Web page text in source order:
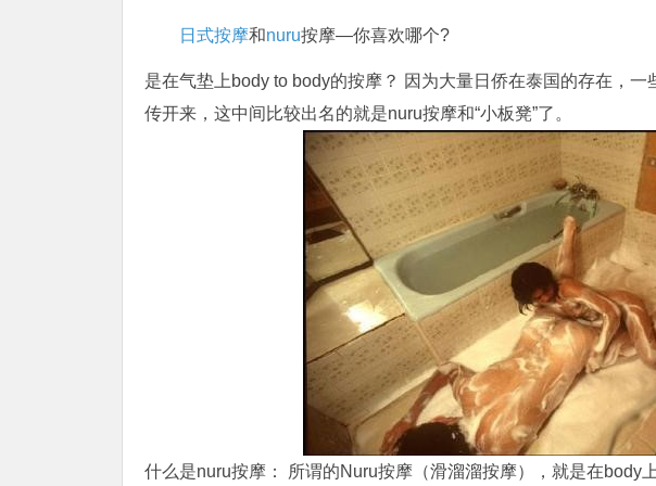
日式按摩和nuru按摩—你喜欢哪个?
是在气垫上body to body的按摩？ 因为大量日侨在泰国的存在，
传开来，这中间比较出名的就是nuru按摩和“小板凳”了。
什么是nuru按摩： 所谓的Nuru按摩（滑溜溜按摩），就是在body